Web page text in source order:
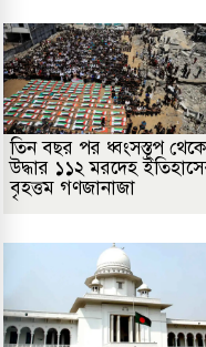
তিন বছর পর ধ্বংসস্তূপ থেকে
উদ্ধার ১১২ মরদেহ
বৃহত্তম গণজানাজা